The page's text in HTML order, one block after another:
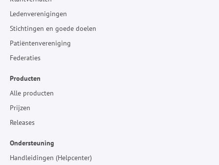
Ledenverenigingen
Stichtingen en goede doelen
Patiëntenvereniging
Federaties
Producten
Alle producten
Prijzen
Releases
Ondersteuning
Handleidingen (Helpcenter)